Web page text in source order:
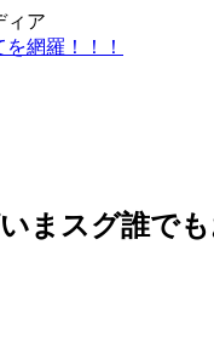
ィア
網羅！！！
まスグ誰で